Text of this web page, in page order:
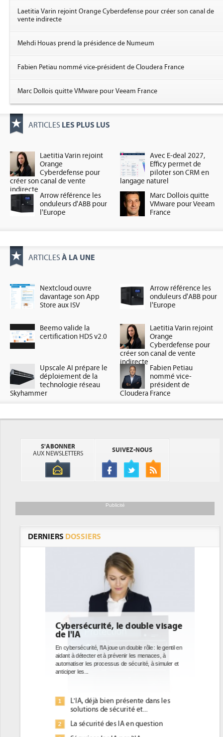
Laetitia Varin rejoint Orange Cyberdefense pour créer son canal de
vente indirecte
Mehdi Houas prend la présidence de Numeum
Fabien Petiau nommé vice-président de Cloudera France
Marc Dollois quitte VMware pour Veeam France
ARTICLES LES PLUS LUS
Laetitia Varin rejoint
Orange
Cyberdefense pour
créer son canal de vente
indirecte
Avec E-deal 2027,
Efficy permet de
piloter son CRM en
langage naturel
Arrow référence les
onduleurs d'ABB pour
l'Europe
Marc Dollois quitte
VMware pour Veeam
France
ARTICLES À LA UNE
Nextcloud ouvre
davantage son App
Store aux ISV
Arrow référence les
onduleurs d'ABB pour
l'Europe
Beemo valide la
certification HDS v2.0
Laetitia Varin rejoint
Orange
Cyberdefense pour
créer son canal de vente
indirecte
Upscale AI prépare le
déploiement de la
technologie réseau
Skyhammer
Fabien Petiau
nommé vice-
président de
Cloudera France
S'ABONNER
AUX NEWSLETTERS
SUIVEZ-NOUS
Publicité
DERNIERS DOSSIERS
DEE: l'efficacité énergétique
bientôt une obligation pour les
datacenters
Des datacenters plus durables et plus efficaces, c'est
ce que recherchent les pouvoirs publics européens
avec la mise en oeuvre de la nouvelle Directive sur
1
Qu'est-ce que la DEE (directive
d'efficacité énergétique) ?
2
DEE, une pression administrative